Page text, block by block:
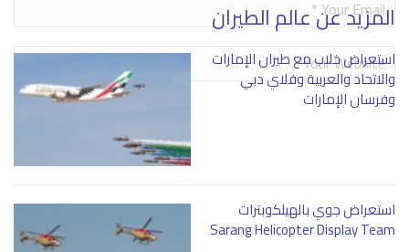
المزيد عن عالم الطيران
استعراض خلاب مع طيران الإمارات
والاتحاد والعربية وفلاي دبي
وفرسان الإمارات
استعراض جوي بالهيلكوبترات
Sarang Helicopter Display Team